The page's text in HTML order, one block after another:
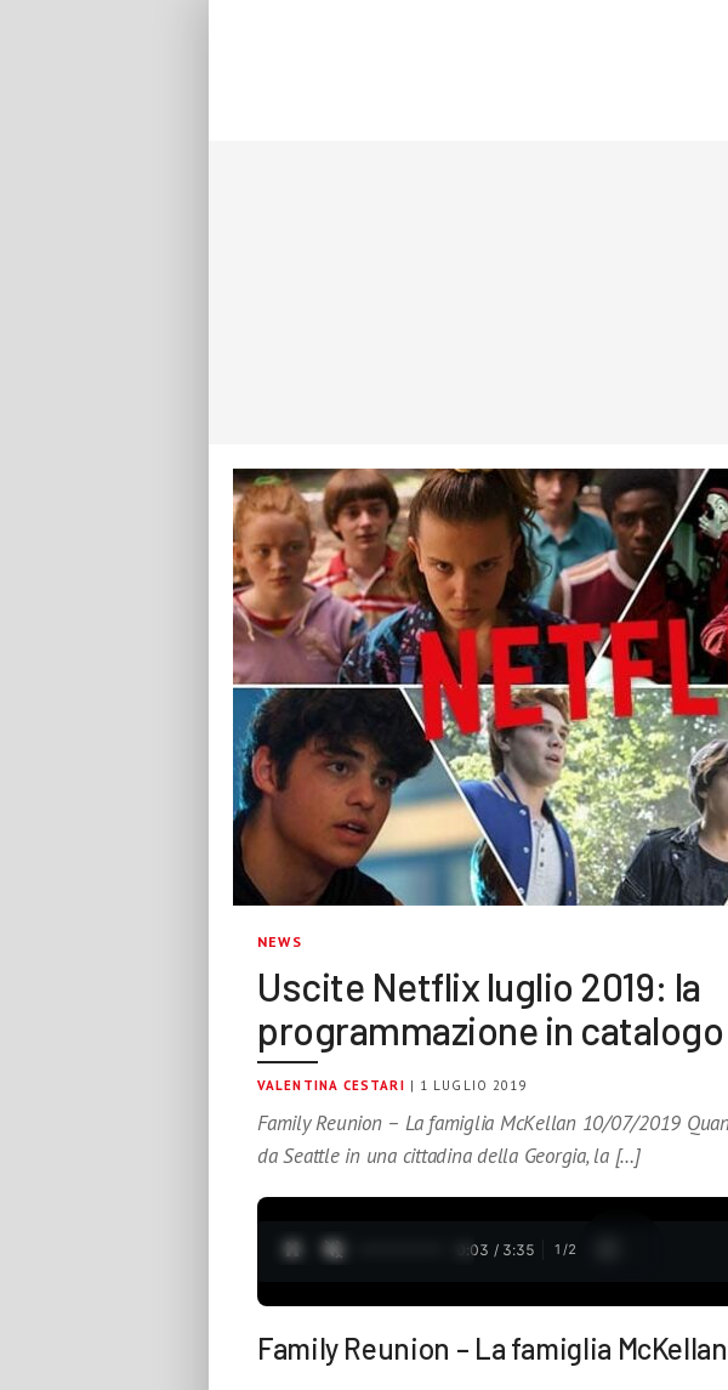
NEWS
Uscite Netflix luglio 2019: la
programmazione in catalogo
VALENTINA CESTARI | 1 LUGLIO 2019
Family Reunion – La famiglia McKellan 10/07/2019
da Seattle in una cittadina della Georgia, la […]
0:04 / 3:35 1 /2
Family Reunion – La famiglia McKellan